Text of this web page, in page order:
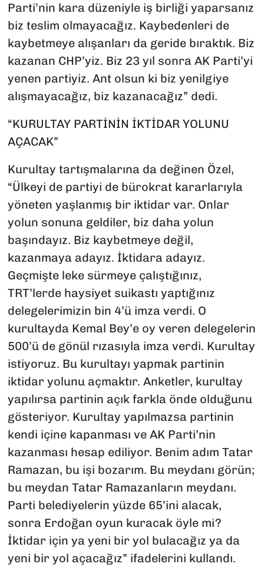
Parti’nin kara düzeniyle iş birliği yaparsanız
biz teslim olmayacağız. Kaybedenleri de
kaybetmeye alışanları da geride bıraktık. Biz
kazanan CHP’yiz. Biz 23 yıl sonra AK Parti’yi
yenen partiyiz. Ant olsun ki biz yenilgiye
alışmayacağız, biz kazanacağız” dedi.
“KURULTAY PARTİNİN İKTİDAR YOLUNU
AÇACAK”
Kurultay tartışmalarına da değinen Özel,
“Ülkeyi de partiyi de bürokrat kararlarıyla
yöneten yaşlanmış bir iktidar var. Onlar
yolun sonuna geldiler, biz daha yolun
başındayız. Biz kaybetmeye değil,
kazanmaya adayız. İktidara adayız.
Geçmişte leke sürmeye çalıştığınız,
TRT’lerde haysiyet suikastı yaptığınız
delegelerimizin bin 4’ü imza verdi. O
kurultayda Kemal Bey’e oy veren delegelerin
500’ü de gönül rızasıyla imza verdi. Kurultay
istiyoruz. Bu kurultayı yapmak partinin
iktidar yolunu açmaktır. Anketler, kurultay
yapılırsa partinin açık farkla önde olduğunu
gösteriyor. Kurultay yapılmazsa partinin
kendi içine kapanması ve AK Parti’nin
kazanması hesap ediliyor. Benim adım Tatar
Ramazan, bu işi bozarım. Bu meydanı görün;
bu meydan Tatar Ramazanların meydanı.
Parti belediyelerin yüzde 65’ini alacak,
sonra Erdoğan oyun kuracak öyle mi?
İktidar için ya yeni bir yol bulacağız ya da
yeni bir yol açacağız” ifadelerini kullandı.